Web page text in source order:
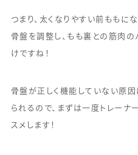
つまり、太くなりやすい前ももに
骨盤を調整し、もも裏との筋肉
けですね！
骨盤が正しく機能していない原
られるので、まずは一度トレーナ
スメします！